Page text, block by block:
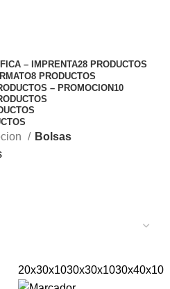
– IMPRENTA28 PRODUCTOS
8 PRODUCTOS
– PROMOCION10
Bolsas
20x30x1030x30x1030x40x10